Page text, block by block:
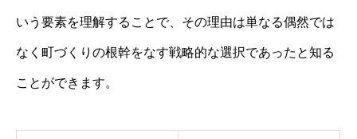
いう要素を理解することで、その理由は単なる偶然では
なく町づくりの根幹をなす戦略的な選択であったと知る
ことができます。